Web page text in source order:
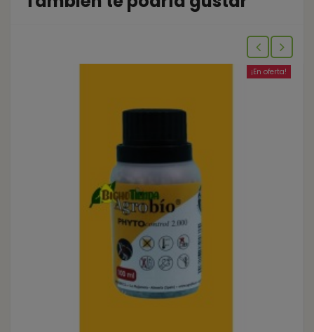
¡En oferta!